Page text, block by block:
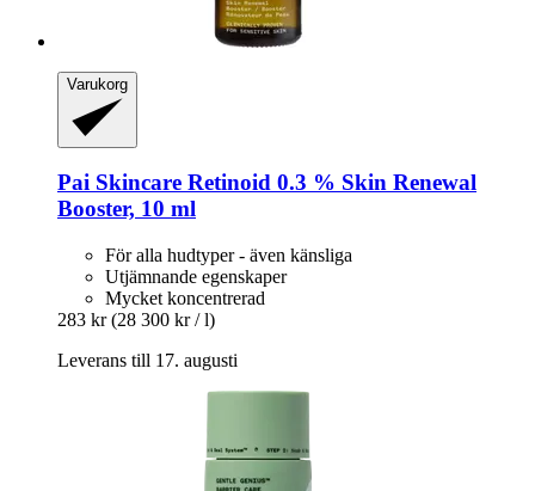
Varukorg
Pai Skincare Retinoid 0.3 % Skin Renewal
Booster, 10 ml
För alla hudtyper - även känsliga
Utjämnande egenskaper
Mycket koncentrerad
283 kr (28 300 kr / l)
Leverans till 17. augusti